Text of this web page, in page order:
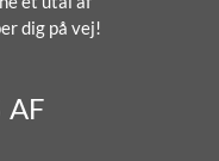
dig på vej!
AF